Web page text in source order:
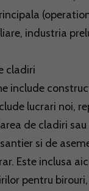
industria
cladiri
include
lucrari noi,
de cladiri
si de
Este inclusa
pentru